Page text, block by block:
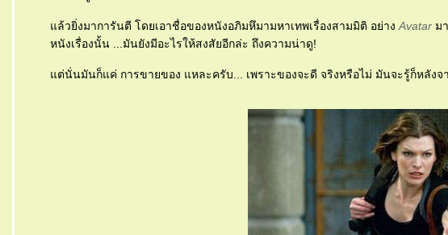
ล้วยิ่งมาการันตี โดยเอาชื่อของหนังอภิมหึมามหาเทพเรื่องสามมิติ อย่าง Avatar ม
หนังเรื่องนั้น ...มันยังมีอะไรให้สงสัยอีกล่ะ ถึงความน่าดู!
ต่นั่นมันก็แค่ การขายของ แหละครับ... เพราะของจะดี จริงหรือไม่ มันจะรู้ก็หลัง